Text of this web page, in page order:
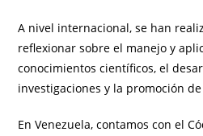
A nivel internacional, se han
reflexionar sobre el manejo y
conocimientos científicos, el
investigaciones y la promoción
En Venezuela, contamos con el